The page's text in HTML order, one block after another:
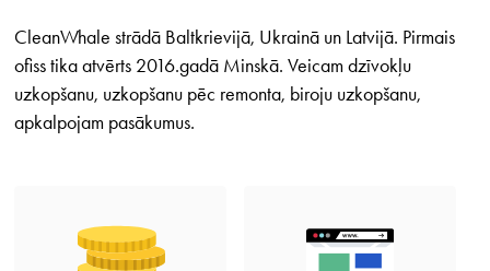
CleanWhale strādā Baltkrievijā, Ukrainā un Latvijā. Pirmais
ofiss tika atvērts 2016.gadā Minskā. Veicam dzīvokļu
uzkopšanu, uzkopšanu pēc remonta, biroju uzkopšanu,
apkalpojam pasākumus.